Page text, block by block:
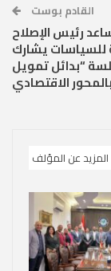
القادم بوست
رئيس الإصلاح
للسياسات يشارك
“بدائل تمويل
الاقتصادي
المزيد عن المؤلف